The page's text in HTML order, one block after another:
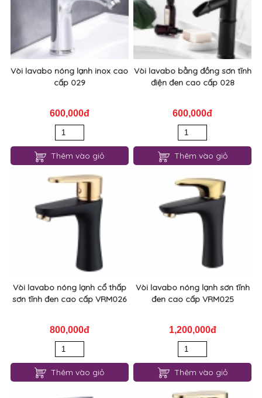
Vòi lavabo nóng lạnh inox cao
cấp 029
600,000đ
Thêm vào giỏ
Vòi lavabo bằng đồng sơn tĩnh
điện đen cao cấp 028
600,000đ
Thêm vào giỏ
Vòi lavabo nóng lạnh cổ thấp
sơn tĩnh đen cao cấp VRM026
800,000đ
Thêm vào giỏ
Vòi lavabo nóng lạnh sơn tĩnh
đen cao cấp VRM025
1,200,000đ
Thêm vào giỏ